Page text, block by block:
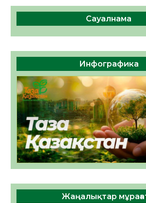
Сауалнама
Инфографика
Жаңалықтар